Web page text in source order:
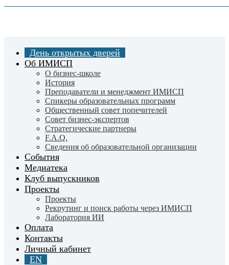
Skip
День открытых дверей
Об ИМИСП
О бизнес-школе
История
Преподаватели и менеджмент ИМИСП
Спикеры образовательных программ
Общественный совет попечителей
Совет бизнес-экспертов
Cтратегические партнеры
F.A.Q.
Сведения об образовательной организации
События
Медиатека
Клуб выпускников
Проекты
Проекты
Рекрутинг и поиск работы через ИМИСП
Лаборатория ИИ
Оплата
Контакты
Личный кабинет
EN